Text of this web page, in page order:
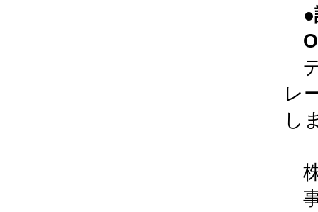
●
レ
し